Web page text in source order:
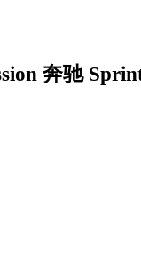
奔驰